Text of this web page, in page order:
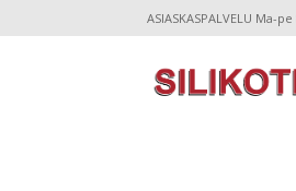
ASIASKASPALVELU Ma-